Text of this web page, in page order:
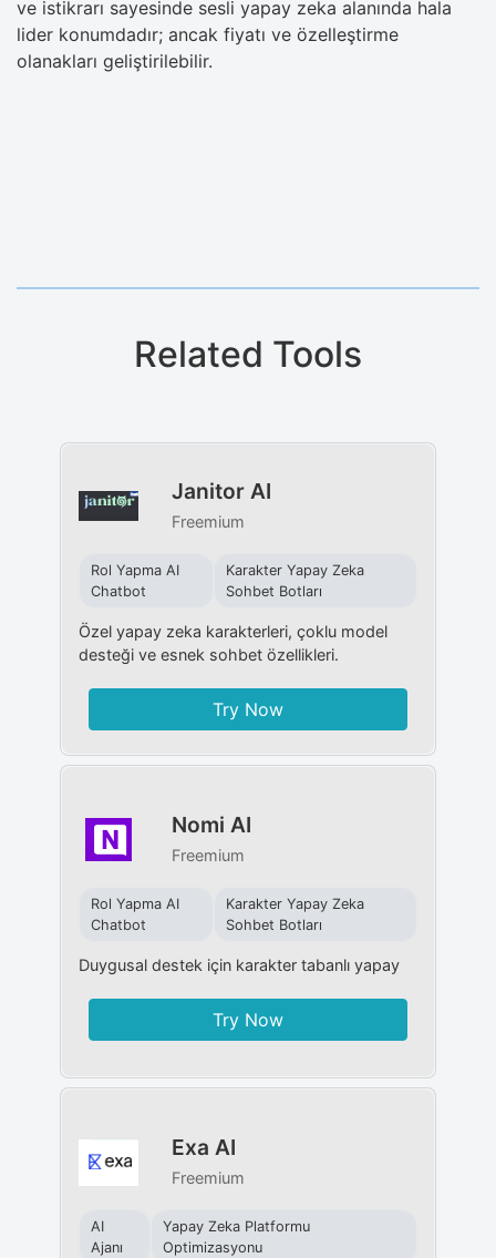
ve istikrarı sayesinde sesli yapay zeka alanında hala
lider konumdadır; ancak fiyatı ve özelleştirme
olanakları geliştirilebilir.
Related Tools
Janitor AI
Freemium
Rol Yapma AI
Chatbot
Karakter Yapay Zeka
Sohbet Botları
Özel yapay zeka karakterleri, çoklu model
desteği ve esnek sohbet özellikleri.
Try Now
Nomi AI
Freemium
Rol Yapma AI
Chatbot
Karakter Yapay Zeka
Sohbet Botları
Duygusal destek için karakter tabanlı yapay
Try Now
Exa AI
Freemium
AI
Ajanı
Yapay Zeka Platformu
Optimizasyonu